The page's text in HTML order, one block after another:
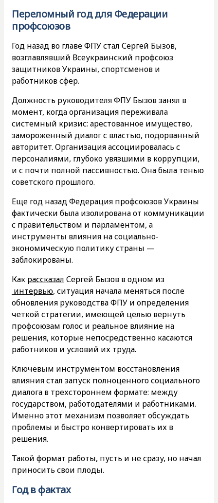
Переломный год для Федерации
профсоюзов
Год назад во главе ФПУ стал Сергей Бызов,
возглавлявший Всеукраинский профсоюз
защитников Украины, спортсменов и
работников сфер.
Должность руководителя ФПУ Бызов занял в
момент, когда организация переживала
системный кризис: арестованное имущество,
замороженный диалог с властью, подорванный
авторитет. Организация ассоциировалась с
персоналиями, глубоко увязшими в коррупции,
и с почти полной пассивностью. Она была тенью
советского прошлого.
Еще год назад Федерация профсоюзов Украины
фактически была изолирована от коммуникации
с правительством и парламентом, а
инструменты влияния на социально-
экономическую политику страны —
заблокированы.
Как рассказал Сергей Бызов в одном из
интервью, ситуация начала меняться после
обновления руководства ФПУ и определения
четкой стратегии, имеющей целью вернуть
профсоюзам голос и реальное влияние на
решения, которые непосредственно касаются
работников и условий их труда.
Ключевым инструментом восстановления
влияния стал запуск полноценного социального
диалога в трехстороннем формате: между
государством, работодателями и работниками.
Именно этот механизм позволяет обсуждать
проблемы и быстро конвертировать их в
решения.
Такой формат работы, пусть и не сразу, но начал
приносить свои плоды.
Год в фактах